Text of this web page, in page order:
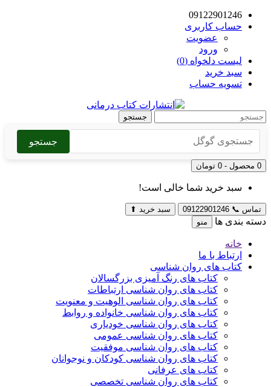
09122901246
حساب کاربری
عضویت
ورود
لیست دلخواه (0)
سبد خرید
تسویه حساب
جستجو
جستجو
0 محصول - 0 تومان
سبد خرید شما خالی است!
تماس 📞
09122901246 سبد خرید ⬆
دسته بندی ها منو
خانه
ارتباط با ما
کتاب های روان شناسی
کتاب های رنگ آمیزی بزرگسالان
کتاب های روان شناسی ارتباطات
کتاب های روان شناسی الوهیت و معنویت
کتاب های روان شناسی خانواده و روابط
کتاب های روان شناسی خودیاری
کتاب های روان شناسی عمومی
کتاب های روان شناسی موفقیت
کتاب های روان شناسی کودکان و نوجوانان
کتاب های عرفانی
کتاب های روان شناسی تخصصی